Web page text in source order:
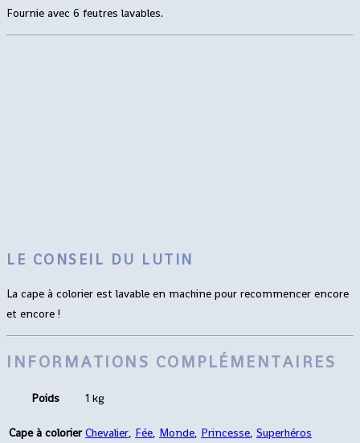
Fournie avec 6 feutres lavables.
LE CONSEIL DU LUTIN
La cape à colorier est lavable en machine pour recommencer encore
et encore !
INFORMATIONS COMPLÉMENTAIRES
Poids 1 kg
Cape à colorier Chevalier, Fée, Monde, Princesse, Superhéros